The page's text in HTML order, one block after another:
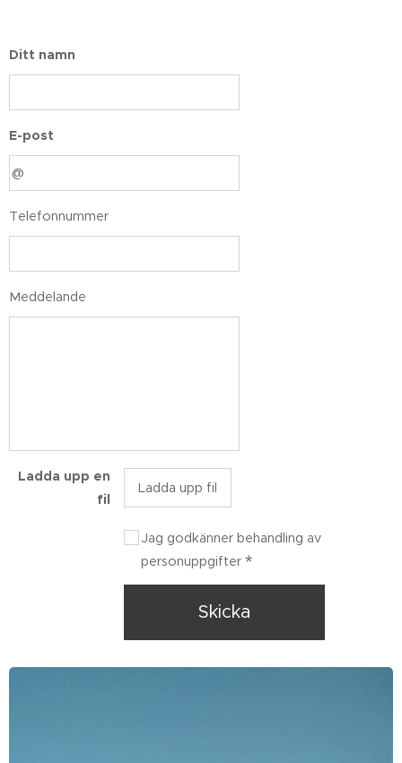
Ditt namn
E-post
Telefonnummer
Meddelande
Ladda upp en
fil
Ladda upp fil
Jag godkänner behandling av
personuppgifter
Skicka